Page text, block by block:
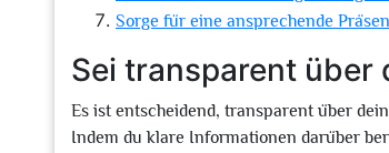
Sorge für eine ansprechende
Sei transparent über
Es ist entscheidend, transparent über
Indem du klare Informationen darüber